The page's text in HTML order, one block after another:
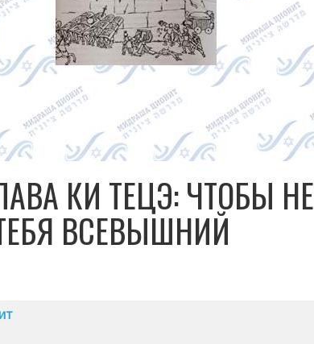
КИ ТЕЦЭ: ЧТОБЫ НЕ
ВСЕВЫШНИЙ